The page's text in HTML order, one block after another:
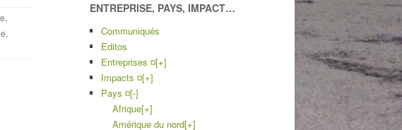
,
,
ENTREPRISE, PAYS, IMPACT…
Communiqués
Editos
Entreprises ¤[+]
Impacts ¤[+]
Pays ¤[-]
Afrique[+]
Amérique du nord[+]